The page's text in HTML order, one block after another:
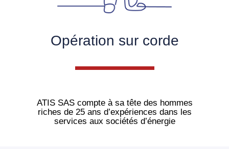
Opération sur corde
ATIS SAS compte à sa tête des hommes
riches de 25 ans d’expériences dans les
services aux sociétés d’énergie